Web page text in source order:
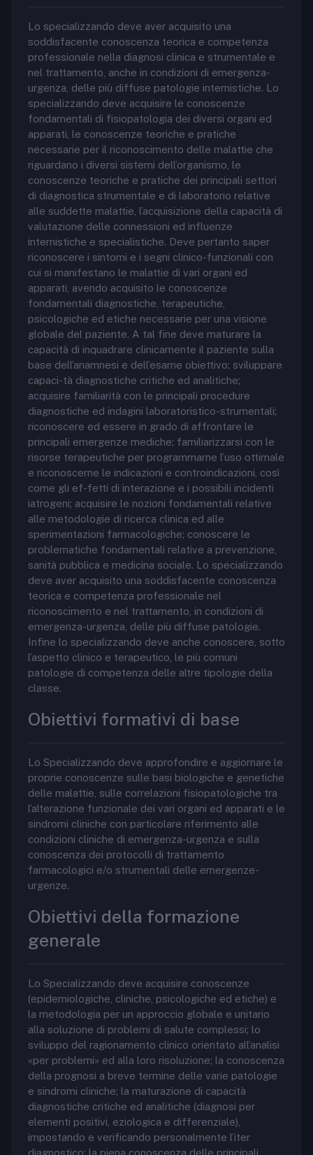
Lo specializzando deve aver acquisito una
soddisfacente conoscenza teorica e competenza
professionale nella diagnosi clinica e strumentale e
nel trattamento, anche in condizioni di emergenza-
urgenza, delle più diffuse patologie internistiche. Lo
specializzando deve acquisire le conoscenze
fondamentali di fisiopatologia dei diversi organi ed
apparati, le conoscenze teoriche e pratiche
necessarie per il riconoscimento delle malattie che
riguardano i diversi sistemi dell’organismo, le
conoscenze teoriche e pratiche dei principali settori
di diagnostica strumentale e di laboratorio relative
alle suddette malattie, l’acquisizione della capacità di
valutazione delle connessioni ed influenze
internistiche e specialistiche. Deve pertanto saper
riconoscere i sintomi e i segni clinico-funzionali con
cui si manifestano le malattie di vari organi ed
apparati, avendo acquisito le conoscenze
fondamentali diagnostiche, terapeutiche,
psicologiche ed etiche necessarie per una visione
globale del paziente. A tal fine deve maturare la
capacità di inquadrare clinicamente il paziente sulla
base dell’anamnesi e dell’esame obiettivo; sviluppare
capaci-tà diagnostiche critiche ed analitiche;
acquisire familiarità con le principali procedure
diagnostiche ed indagini laboratoristico-strumentali;
riconoscere ed essere in grado di affrontare le
principali emergenze mediche; familiarizzarsi con le
risorse terapeutiche per programmarne l’uso ottimale
e riconoscerne le indicazioni e controindicazioni, così
come gli ef-fetti di interazione e i possibili incidenti
iatrogeni; acquisire le nozioni fondamentali relative
alle metodologie di ricerca clinica ed alle
sperimentazioni farmacologiche; conoscere le
problematiche fondamentali relative a prevenzione,
sanità pubblica e medicina sociale. Lo specializzando
deve aver acquisito una soddisfacente conoscenza
teorica e competenza professionale nel
riconoscimento e nel trattamento, in condizioni di
emergenza-urgenza, delle più diffuse patologie.
Infine lo specializzando deve anche conoscere, sotto
l’aspetto clinico e terapeutico, le più comuni
patologie di competenza delle altre tipologie della
classe.
Obiettivi formativi di base
Lo Specializzando deve approfondire e aggiornare le
proprie conoscenze sulle basi biologiche e genetiche
delle malattie, sulle correlazioni fisiopatologiche tra
l’alterazione funzionale dei vari organi ed apparati e le
sindromi cliniche con particolare riferimento alle
condizioni cliniche di emergenza-urgenza e sulla
conoscenza dei protocolli di trattamento
farmacologici e/o strumentali delle emergenze-
urgenze.
Obiettivi della formazione
generale
Lo Specializzando deve acquisire conoscenze
(epidemiologiche, cliniche, psicologiche ed etiche) e
la metodologia per un approccio globale e unitario
alla soluzione di problemi di salute complessi; lo
sviluppo del ragionamento clinico orientato all’analisi
«per problemi» ed alla loro risoluzione; la conoscenza
della prognosi a breve termine delle varie patologie
e sindromi cliniche; la maturazione di capacità
diagnostiche critiche ed analitiche (diagnosi per
elementi positivi, eziologica e differenziale),
impostando e verificando personalmente l’iter
diagnostico; la piena conoscenza delle principali